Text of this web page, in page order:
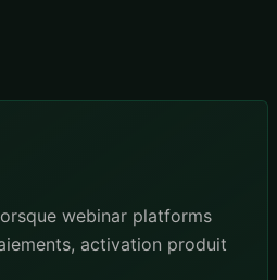
webinar platforms
activation produit